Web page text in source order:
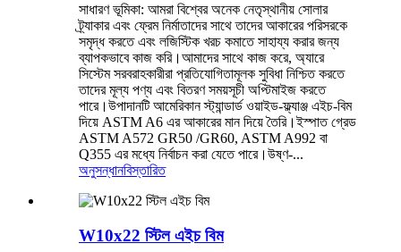
সাধারণ ভূমিকা: আমরা বিশ্বের অনেক নেতৃস্থানীয় সোলার
ট্র্যাকার এবং ফ্রেম নির্মাতাদের সাথে তাদের আকারের পরিসরকে
সমৃদ্ধ করতে এবং লজিস্টিক খরচ কমাতে সাহায্য করার জন্য
ব্যাপকভাবে কাজ করি।আমাদের সাথে কাজ করে, অ্যারে
সিস্টেম সরবরাহকারীরা প্রতিযোগিতামূলক সুবিধা নিশ্চিত করতে
তাদের মূল্য পণ্য এবং বিতরণ সময়সূচী অপ্টিমাইজ করতে
পারে।উপাদানটি আমেরিকান স্ট্যান্ডার্ড ওয়াইড-ফ্ল্যাঞ্জ এইচ-বিম
দিয়ে ASTM A6 এর আকারের মান দিয়ে তৈরি।ইস্পাত গ্রেড
ASTM A572 GR50 /GR60, ASTM A992 বা
Q355 এর মধ্যে নির্বাচন করা যেতে পারে।উষ্ণ-...
অনুসন্ধানবিস্তারিত
W10x22 স্টিল এইচ বিম